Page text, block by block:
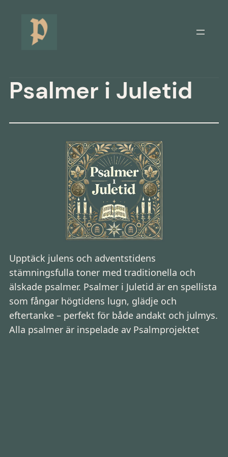
innehåll
Psalmer i Juletid
Upptäck julens och adventstidens
stämningsfulla toner med traditionella och
älskade psalmer. Psalmer i Juletid är en spellista
som fångar högtidens lugn, glädje och
eftertanke – perfekt för både andakt och julmys.
Alla psalmer är inspelade av Psalmprojektet